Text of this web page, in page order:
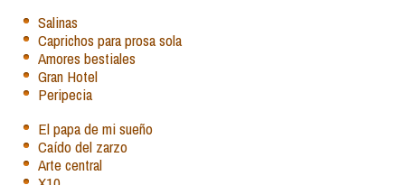
Salinas
Caprichos para prosa sola
Amores bestiales
Gran Hotel
Peripecia
El papa de mi sueño
Caído del zarzo
Arte central